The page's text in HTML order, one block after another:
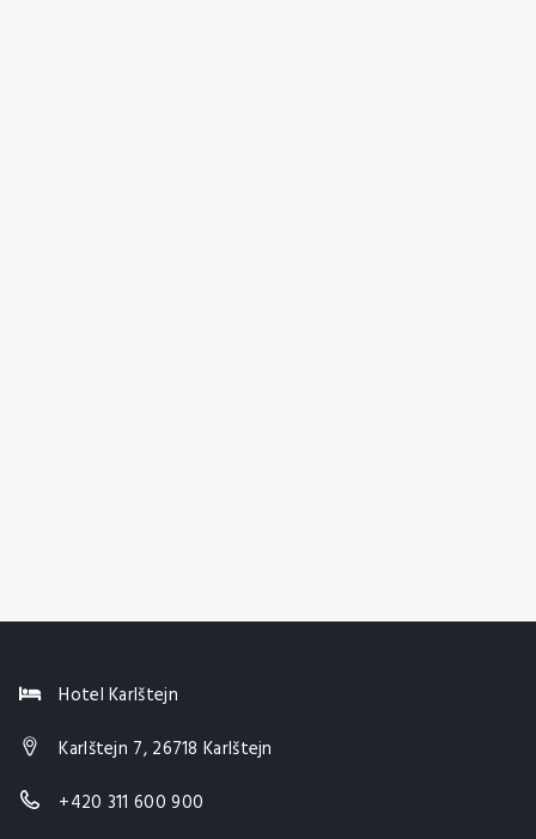
Hotel Karlštejn
Karlštejn 7, 26718 Karlštejn
+420 311 600 900